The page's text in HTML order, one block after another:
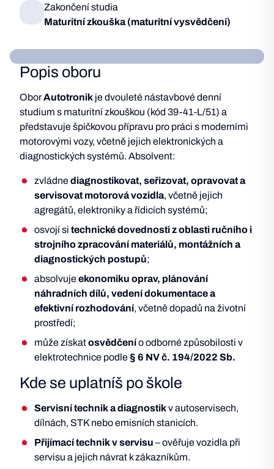
Zakončení studia
Maturitní zkouška (maturitní vysvědčení)
Popis oboru
OborAutotronik je dvouleté nástavbové denní
studium s maturitní zkouškou (kód 39-41-L/51) a
představuje špičkovou přípravu pro práci s moderními
motorovými vozy, včetně jejich elektronických a
diagnostických systémů. Absolvent:
zvládnediagnostikovat, seřizovat, opravovat a
servisovat motorová vozidla, včetně jejich
agregátů, elektroniky a řídicích systémů;
osvojí si technické dovednosti z oblasti ručního i
strojního zpracování materiálů, montážních a
diagnostických postupů;
absolvujeekonomiku oprav, plánování
náhradních dílů, vedení dokumentace a
efektivní rozhodování, včetně dopadů na životní
prostředí;
může získatosvědčenío odborné způsobilosti v
elektrotechnice podle § 6 NV č. 194/2022 Sb.
Kde se uplatníš po škole
Servisní technik a diagnostikv autoservisech,
dílnách, STK nebo emisních stanicích.
Přijímací technik vservisu – ověřuje vozidla při
servisu a jejich návrat k zákazníkům.